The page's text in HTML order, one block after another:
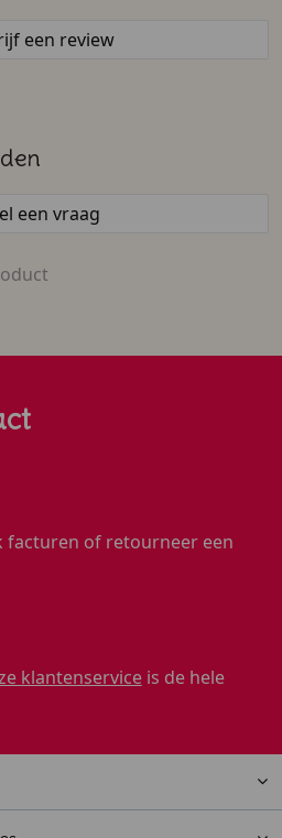
een review
een vraag
facturen of retourneer een
klantenserviceis de hele